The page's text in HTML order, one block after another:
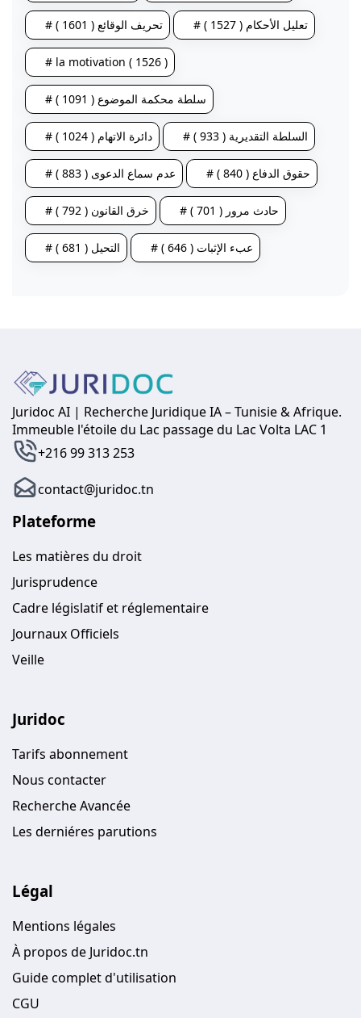
# تحريف الوقائع ( 1601 ) # تعليل الأحكام ( 1527 )
# la motivation ( 1526 )
# سلطة محكمة الموضوع ( 1091 )
# دائرة الاتهام ( 1024 ) # السلطة التقديرية ( 933 )
# عدم سماع الدعوى ( 883 ) # حقوق الدفاع ( 840 )
# خرق القانون ( 792 ) # حادث مرور ( 701 )
# التحيل ( 681 ) # عبء الإثبات ( 646 )
Juridoc AI | Recherche Juridique IA – Tunisie & Afrique.
Immeuble l'étoile du Lac passage du Lac Volta LAC 1
+216 99 313 253
contact@juridoc.tn
Plateforme
Les matières du droit
Jurisprudence
Cadre législatif et réglementaire
Journaux Officiels
Veille
Juridoc
Tarifs abonnement
Nous contacter
Recherche Avancée
Les derniéres parutions
Légal
Mentions légales
À propos de Juridoc.tn
Guide complet d'utilisation
CGU